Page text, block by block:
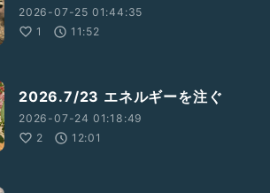
2026-07-25 01:44:35
1
11:52
2026.7/23 エネルギーを注ぐ
2026-07-24 01:18:49
2
12:01